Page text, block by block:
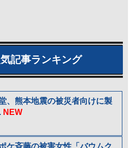
記事ランキング
、熊本地震の被災者向けに製
NEW